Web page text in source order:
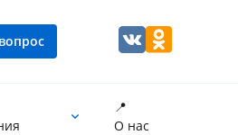
📍
О нас